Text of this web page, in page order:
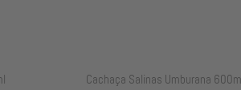
Cachaça Salinas Carvalho 700ml